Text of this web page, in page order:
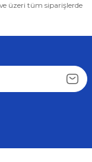
üzeri tüm siparişlerde